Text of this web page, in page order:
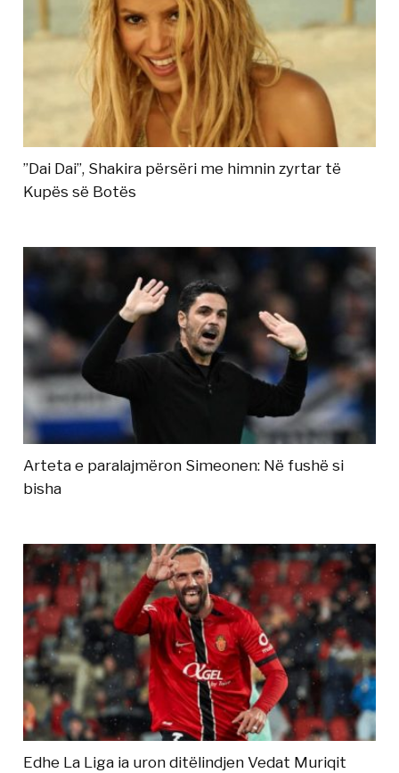
”Dai Dai”, Shakira përsëri me himnin zyrtar të
Kupës së Botës
Arteta e paralajmëron Simeonen: Në fushë si
bisha
Edhe La Liga ia uron ditëlindjen Vedat Muriqit